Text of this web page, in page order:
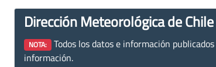
Dirección Meteorológica de
NOTA: Todos los datos e información
información.